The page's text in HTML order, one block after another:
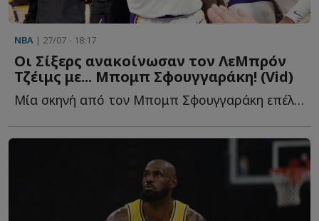
NBA | 27/07 - 18:17
Οι Σίξερς ανακοίνωσαν τον ΛεΜπρόν
Τζέιμς με... Μπομπ Σφουγγαράκη! (Vid)
Μία σκηνή από τον Μπομπ Σφουγγαράκη επέλεξαν οι Σίξερς γ...